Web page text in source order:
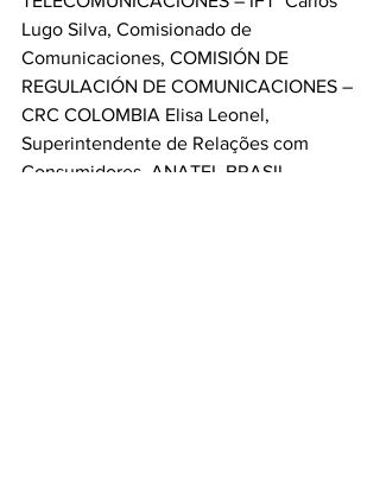
Lugo Silva, Comisionado de
Comunicaciones, COMISIÓN DE
REGULACIÓN DE COMUNICACIONES –
CRC COLOMBIA Elisa Leonel,
Superintendente de Relações com
Consumidores, ANATEL BRASIL